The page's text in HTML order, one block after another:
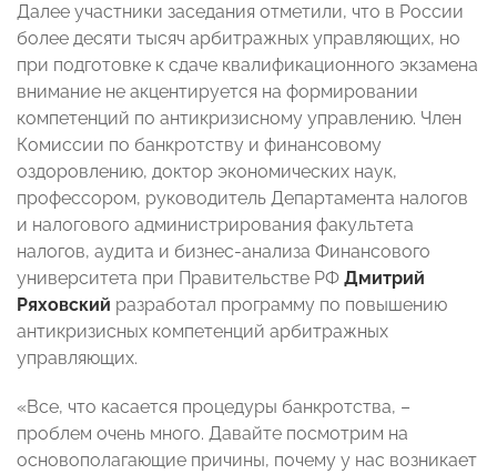
Далее участники заседания отметили, что в России
более десяти тысяч арбитражных управляющих, но
при подготовке к сдаче квалификационного экзамена
внимание не акцентируется на формировании
компетенций по антикризисному управлению. Член
Комиссии по банкротству и финансовому
оздоровлению, доктор экономических наук,
профессором, руководитель Департамента налогов
и налогового администрирования факультета
налогов, аудита и бизнес-анализа Финансового
университета при Правительстве РФ Дмитрий
Ряховский разработал программу по повышению
антикризисных компетенций арбитражных
управляющих.
«Все, что касается процедуры банкротства, –
проблем очень много. Давайте посмотрим на
основополагающие причины, почему у нас возникает